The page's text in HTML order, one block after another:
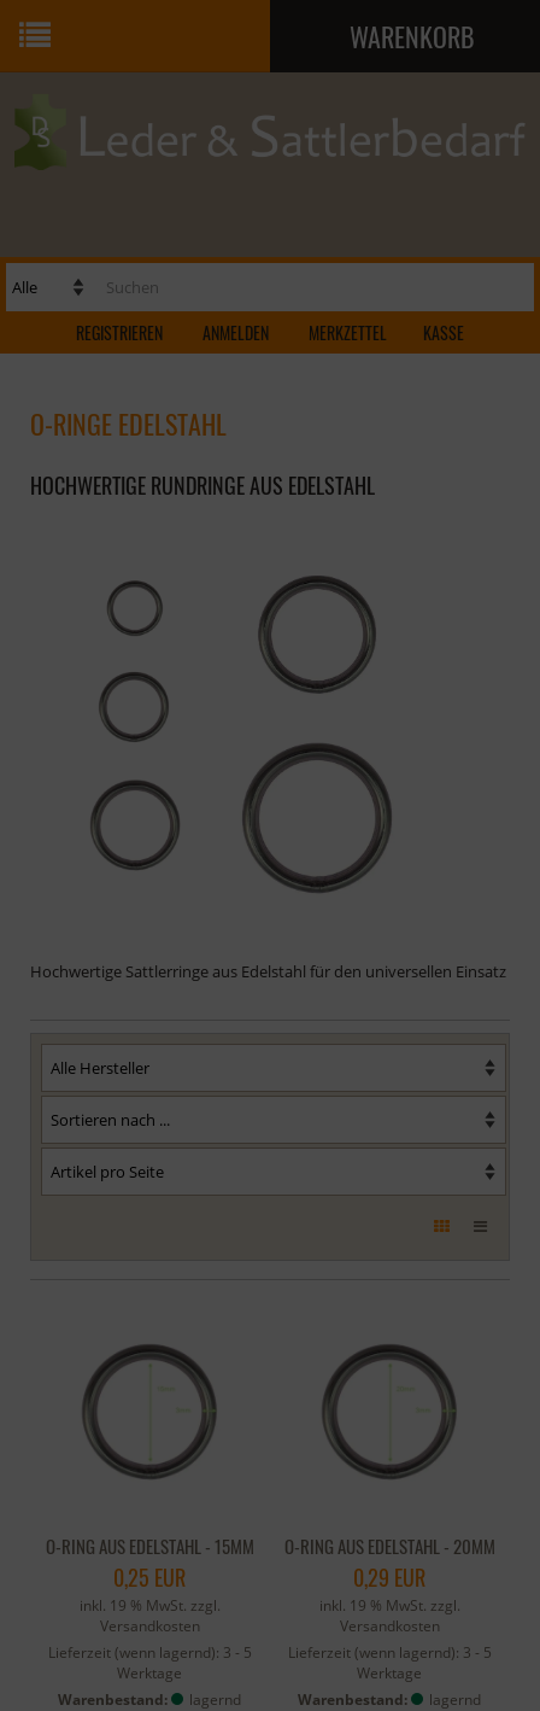
WARENKORB
REGISTRIEREN ANMELDEN MERKZETTEL KASSE
O-RINGE EDELSTAHL
HOCHWERTIGE RUNDRINGE AUS EDELSTAHL
Hochwertige Sattlerringe aus Edelstahl für den universellen Einsatz
O-RING AUS EDELSTAHL - 15MM
0,25 EUR
inkl. 19 % MwSt. zzgl.
Versandkosten
Lieferzeit (wenn lagernd): 3 - 5
Werktage
Warenbestand:
lagernd
O-RING AUS EDELSTAHL - 20MM
0,29 EUR
inkl. 19 % MwSt. zzgl.
Versandkosten
Lieferzeit (wenn lagernd): 3 - 5
Werktage
Warenbestand:
lagernd